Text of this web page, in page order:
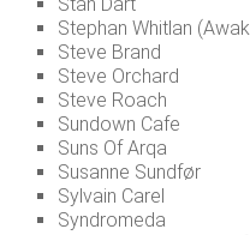
Stan Dart
Stephan Whitlan
Steve Brand
Steve Orchard
Steve Roach
Sundown Cafe
Suns Of Arqa
Susanne Sundfør
Sylvain Carel
Syndromeda